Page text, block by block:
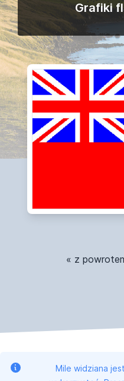
Grafiki
« z
Mile widziana